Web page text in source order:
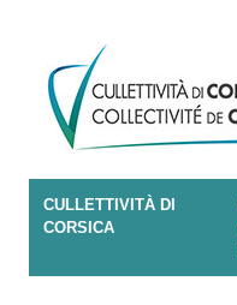
CULLETTIVITÀ DI
CORSICA